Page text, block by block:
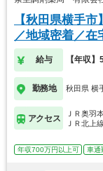
【秋田県横手
／地域密着／在
給与 【年収
勤務地 秋田県 横
アクセス
ＪＲ奥羽
ＪＲ北上
年収700万円以上可 車通